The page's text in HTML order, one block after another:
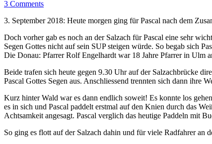
3 Comments
3. September 2018: Heute morgen ging für Pascal nach dem
Doch vorher gab es noch an der Salzach für Pascal eine sehr
Segen Gottes nicht auf sein SUP steigen würde. So begab sich
Die Donau: Pfarrer Rolf Engelhardt war 18 Jahre Pfarrer in Ulm
Beide trafen sich heute gegen 9.30 Uhr auf der Salzachbrücke
Pascal Gottes Segen aus. Anschliessend trennten sich dann ihre
Kurz hinter Wald war es dann endlich soweit! Es konnte los
es in sich und Pascal paddelt erstmal auf den Knien durch das
Achtsamkeit angesagt. Pascal verglich das heutige Paddeln mit
So ging es flott auf der Salzach dahin und für viele Radfahrer an